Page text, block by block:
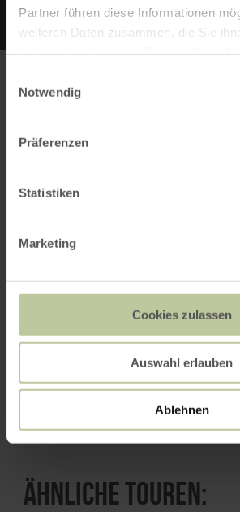
Partner führen diese Informationen
weiteren Daten zusammen, die Sie
Notwendig
Präferenzen
Statistiken
Marketing
Cookies zulassen
Auswahl erlauben
Ablehnen
ROUTE
Ähnliche Touren: